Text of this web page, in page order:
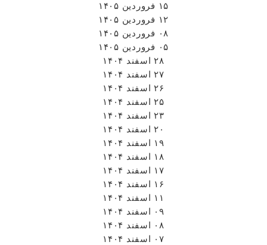
۱۵ فروردین ۱۴۰۵
۱۲ فروردین ۱۴۰۵
۰۸ فروردین ۱۴۰۵
۰۵ فروردین ۱۴۰۵
۲۸ اسفند ۱۴۰۴
۲۷ اسفند ۱۴۰۴
۲۶ اسفند ۱۴۰۴
۲۵ اسفند ۱۴۰۴
۲۳ اسفند ۱۴۰۴
۲۰ اسفند ۱۴۰۴
۱۹ اسفند ۱۴۰۴
۱۸ اسفند ۱۴۰۴
۱۷ اسفند ۱۴۰۴
۱۶ اسفند ۱۴۰۴
۱۱ اسفند ۱۴۰۴
۰۹ اسفند ۱۴۰۴
۰۸ اسفند ۱۴۰۴
۰۷ اسفند ۱۴۰۴